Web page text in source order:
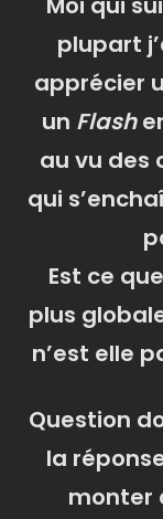
plupart
apprécier
un Flash
au vu des
qui
Est ce
plus
n’est elle
Question
la
monter